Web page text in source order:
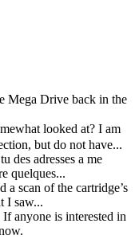
Mega Drive back in the
looked at? I am
, but do not have...
des adresses a me
quelques...
scan of the cartridge’s
I saw...
anyone is interested in